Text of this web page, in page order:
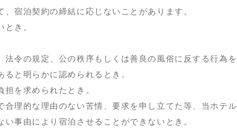
宿泊契約の締結に応じないことがあります。
き。
法令の規定、公の秩序もしくは善良の風俗に反する行為
ると明らかに認められるとき。
担を求められたとき。
合理的な理由のない苦情、要求を申し立てた等、当ホテ
事由により宿泊させることができないとき。